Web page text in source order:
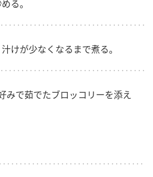
る。
けが少なくなるまで煮る。
みで茹でたブロッコリーを添え